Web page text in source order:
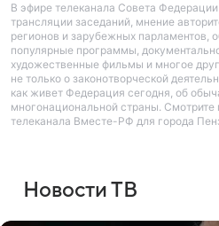
В эфире телеканала Совета
трансляции заседаний, мнение
регионов и зарубежных парламентов,
популярные программы,
художественные фильмы и многое
не только о законотворческой
как живет Федерация сегодня, об
многонациональной страны.
телеканала Вместе-РФ для города
Новости ТВ